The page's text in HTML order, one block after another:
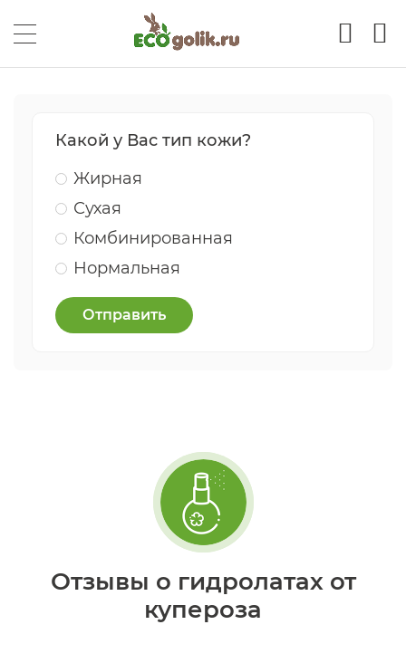
Какой у Вас тип кожи?
Жирная
Сухая
Комбинированная
Нормальная
Отправить
Отзывы о гидролатах от
купероза